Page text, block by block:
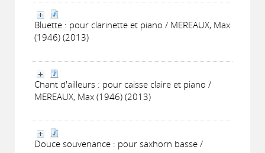
Bluette : pour clarinette et piano / MEREAUX, Max
(1946) (2013)
Chant d'ailleurs : pour caisse claire et piano /
MEREAUX, Max (1946) (2013)
Douce souvenance : pour saxhorn basse /